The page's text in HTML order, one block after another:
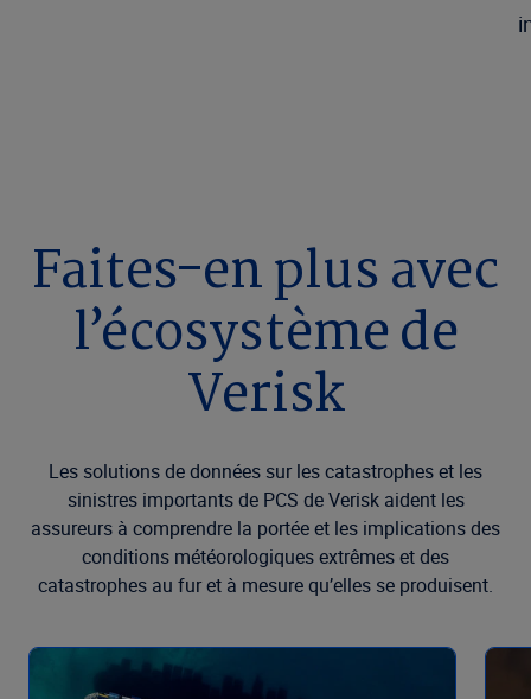
Faites-en plus avec
l’écosystème de
Verisk
Les solutions de données sur les catastrophes et les
sinistres importants de PCS de Verisk aident les
assureurs à comprendre la portée et les implications des
conditions météorologiques extrêmes et des
catastrophes au fur et à mesure qu’elles se produisent.